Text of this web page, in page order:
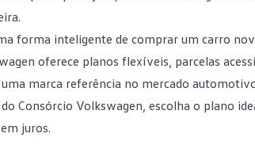
forma inteligente de comprar um carro
oferece planos flexíveis, parcelas
marca referência no mercado
Consórcio Volkswagen, escolha o plano
juros.